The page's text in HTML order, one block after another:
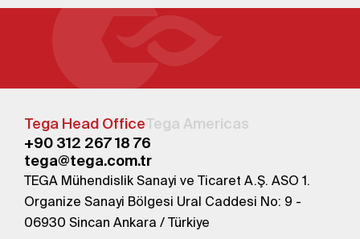
Tega Head OfficeTega Americas
+90 312 267 18 76
tega@tega.com.tr
TEGA Mühendislik Sanayi ve Ticaret A.Ş. ASO 1.
Organize Sanayi Bölgesi Ural Caddesi No: 9 -
06930 Sincan Ankara / Türkiye